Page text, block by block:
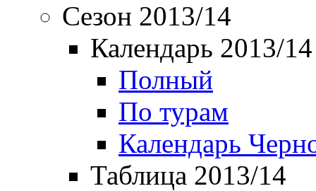
Сезон 2013/14
Календарь 2013/14
Полный
По турам
Календарь
Таблица 2013/14